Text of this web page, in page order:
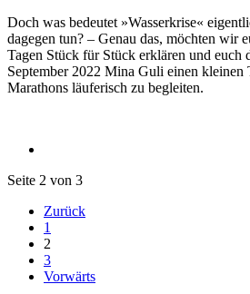
Doch was bedeutet »Wasserkrise«
dagegen tun? – Genau das, möchten wir
Tagen Stück für Stück erklären und euch
September 2022 Mina Guli einen kleinen
Marathons läuferisch zu begleiten.
Seite 2 von 3
Zurück
1
2
3
Vorwärts